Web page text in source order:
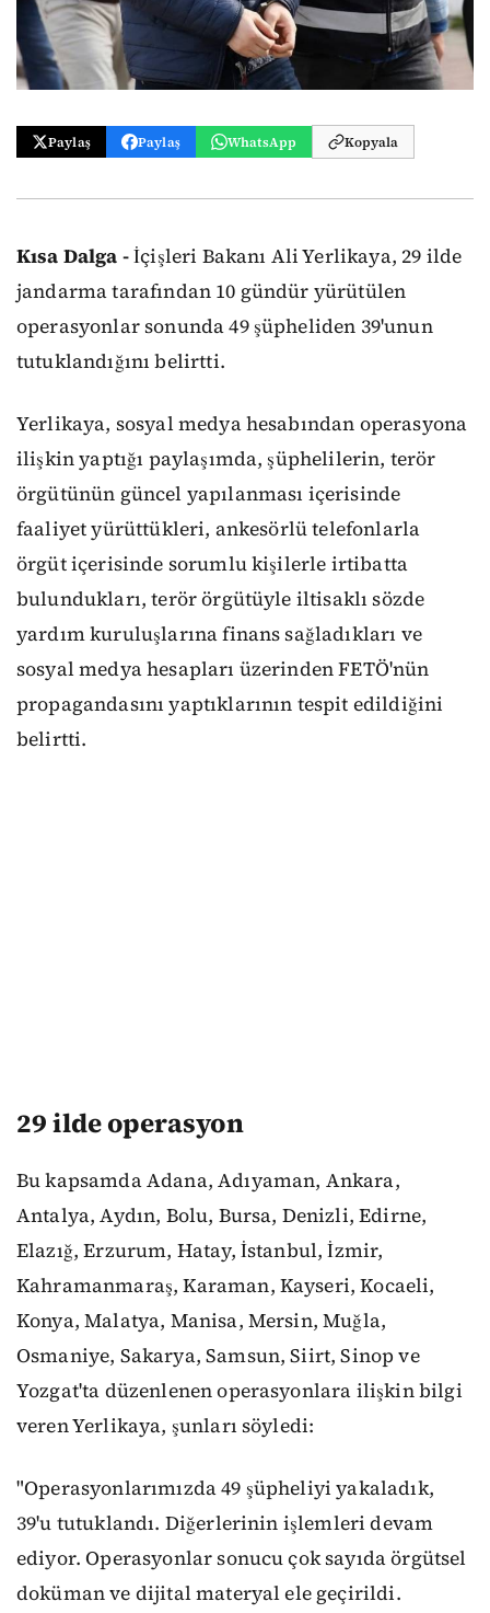
Paylaş Paylaş WhatsApp Kopyala
Kısa Dalga -İçişleri Bakanı Ali Yerlikaya, 29 ilde
jandarma tarafından 10 gündür yürütülen
operasyonlar sonunda 49 şüpheliden 39'unun
tutuklandığını belirtti.
Yerlikaya, sosyal medya hesabından operasyona
ilişkin yaptığı paylaşımda, şüphelilerin, terör
örgütünün güncel yapılanması içerisinde
faaliyet yürüttükleri, ankesörlü telefonlarla
örgüt içerisinde sorumlu kişilerle irtibatta
bulundukları, terör örgütüyle iltisaklı sözde
yardım kuruluşlarına finans sağladıkları ve
sosyal medya hesapları üzerinden FETÖ'nün
propagandasını yaptıklarının tespit edildiğini
belirtti.
29 ilde operasyon
Bu kapsamda Adana, Adıyaman, Ankara,
Antalya, Aydın, Bolu, Bursa, Denizli, Edirne,
Elazığ, Erzurum, Hatay, İstanbul, İzmir,
Kahramanmaraş, Karaman, Kayseri, Kocaeli,
Konya, Malatya, Manisa, Mersin, Muğla,
Osmaniye, Sakarya, Samsun, Siirt, Sinop ve
Yozgat'ta düzenlenen operasyonlara ilişkin bilgi
veren Yerlikaya, şunları söyledi:
"Operasyonlarımızda 49 şüpheliyi yakaladık,
39'u tutuklandı. Diğerlerinin işlemleri devam
ediyor. Operasyonlar sonucu çok sayıda örgütsel
doküman ve dijital materyal ele geçirildi.